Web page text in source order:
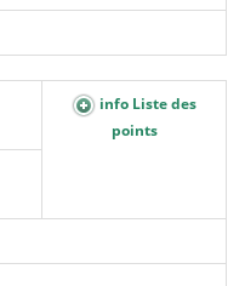
info Liste des
points